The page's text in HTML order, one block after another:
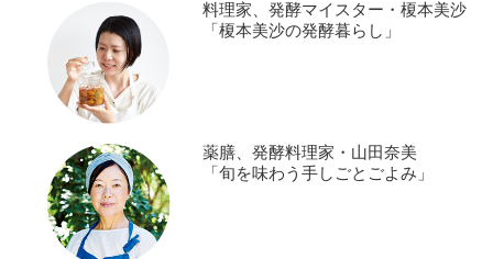
料理家、発酵マイスター・榎本美沙
「榎本美沙の発酵暮らし」
薬膳、発酵料理家・山田奈美
「旬を味わう手しごとごよみ」